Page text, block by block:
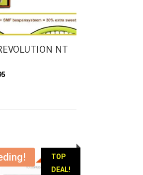
NT
TOP
DEAL!